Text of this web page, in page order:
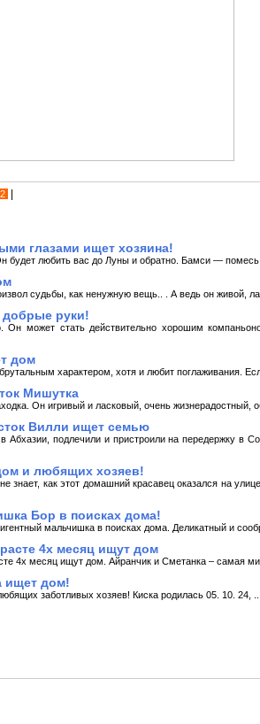
|
глазами ищет хозяина!
будет любить вас до Луны и обратно. Бамси — помесь
судьбы, как ненужную вещь.. . А ведь он живой,
руки!
Он может стать действительно хорошим
дом
характером, хотя и любит поглаживания.
Мишутка
Он игривый и ласковый, очень жизнерадостный,
Вилли ищет семью
подлечили и пристроили на передержку в
и любящих хозяев!
знает, как этот домашний красавец оказался на
Бор в поисках дома!
мальчишка в поисках дома. Деликатный и
4х месяц ищут дом
4х месяц ищут дом. Айранчик и Сметанка – самая
ищет дом!
заботливых хозяев! Киска родилась 05. 10. 24, ...